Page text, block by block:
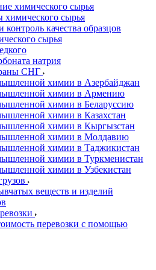
химического сырья
химического сырья
контроль качества образцов
сырья
натрия
СНГ
химии в Азербайджан
химии в Армению
химии в Беларуссию
химии в Казахстан
химии в Кыргызстан
химии в Молдавию
химии в Таджикистан
химии в Туркменистан
химии в Узбекистан
веществ и изделий
перевозки с помощью